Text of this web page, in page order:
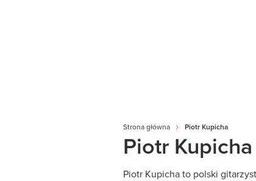
Strona główna Piotr Kupicha
Piotr Kupicha
Piotr Kupicha to polski